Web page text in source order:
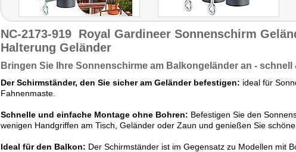
NC-2173-919 Royal Gardineer Sonnenschirm
Halterung Geländer
Bringen Sie Ihre Sonnenschirme am Balkongeländer an -
Der Schirmständer, den Sie sicher am Geländer befestigen: ideal für
Fahnenmaste.
Schnelle und einfache Montage ohne Bohren: Befestigen Sie den
wenigen Handgriffen am Tisch, Geländer oder Zaun und genießen Sie
Ideal für den Balkon: Der Schirmständer ist im Gegensatz zu Modellen mit